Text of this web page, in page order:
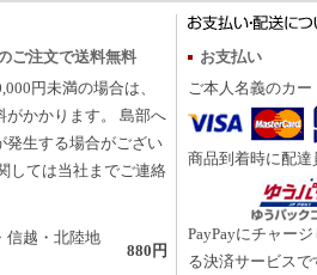
ご注文で送料無料
円未満の場合は、
がかかります。 島部へ
発生する場合がござい
しては当社までご連絡
信越・北陸地
880円
お支払い
ご本人名義のカ
商品到着時に配
PayPayにチャー
る決済サービスで